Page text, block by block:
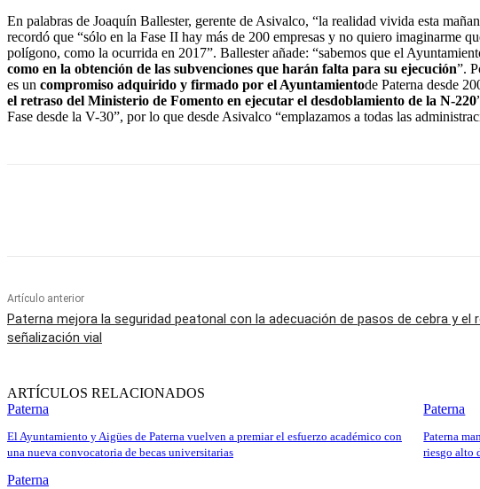
En palabras de Joaquín Ballester, gerente de Asivalco, “la realidad vivida esta
recordó que “sólo en la Fase II hay más de 200 empresas y no quiero imaginarme
polígono, como la ocurrida en 2017”. Ballester añade: “sabemos que el
como en la obtención de las subvenciones que harán falta para su ejecución”.
es un compromiso adquirido y firmado por el Ayuntamientode Paterna desde
el retraso del Ministerio de Fomento en ejecutar el desdoblamiento de la N-220
Fase desde la V-30”, por lo que desde Asivalco “emplazamos a todas las
Artículo anterior
Paterna mejora la seguridad peatonal con la adecuación de pasos de cebra y el
señalización vial
ARTÍCULOS RELACIONADOS
Paterna
El Ayuntamiento y Aigües de Paterna vuelven a premiar el esfuerzo académico con
una nueva convocatoria de becas universitarias
Paterna
Paterna
riesgo alto
Paterna